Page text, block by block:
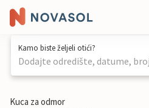
Kamo biste željeli otići?
Dodajte odredište, datume,
1 / 42
Kuca za odmor